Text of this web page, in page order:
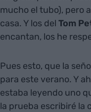
mucho el tubo), pero
casa. Y los del Tom
encantan, los he
Pues esto, que la
para este verano. Y
estaba leyendo uno
la prueba escribiré la